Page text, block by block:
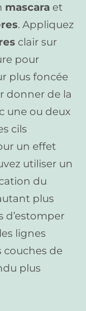
mascara et
. Appliquez
clair sur
pour
plus foncée
donner de la
une ou deux
cils
un effet
utiliser un
du
plus
d’estomper
lignes
couches de
plus